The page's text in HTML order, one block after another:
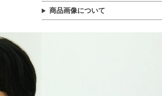
商品画像について